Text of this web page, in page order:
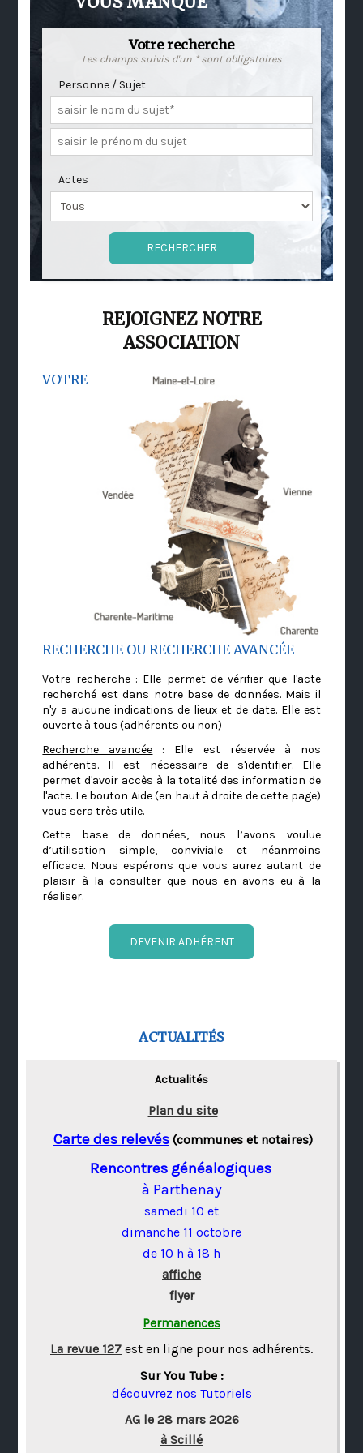
Votre recherche
Les champs suivis d'un * sont obligatoires
Personne / Sujet
Actes
REJOIGNEZ NOTRE
ASSOCIATION
VOTRE
RECHERCHE OU RECHERCHE AVANCÉE
Votre recherche: Elle permet de vérifier que l'acte
recherché est dans notre base de données. Mais il
n'y a aucune indications de lieux et de date. Elle est
ouverte à tous (adhérents ou non)
Recherche avancée : Elle est réservée à nos
adhérents. Il est nécessaire de s'identifier. Elle
permet d'avoir accès à la totalité des information de
l'acte. Le bouton Aide (en haut à droite de cette page)
vous sera très utile.
Cette base de données, nous l’avons voulue
d’utilisation simple, conviviale et néanmoins
efficace. Nous espérons que vous aurez autant de
plaisir à la consulter que nous en avons eu à la
réaliser.
DEVENIR ADHÉRENT
ACTUALITÉS
Actualités
Plan du site
Carte des relevés(communes et notaires)
Rencontres généalogiques
à Parthenay
samedi 10 et
dimanche 11 octobre
de 10 h à 18 h
affiche
flyer
Permanences
La revue 127 est en ligne pour nos adhérents.
Sur You Tube :
découvrez nos Tutoriels
AG le 28 mars 2026
à Scillé